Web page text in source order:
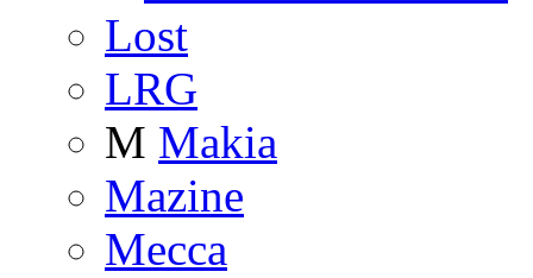
Lost
LRG
M Makia
Mazine
Mecca